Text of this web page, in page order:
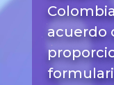
acuerdo